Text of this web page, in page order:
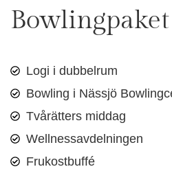
Logi i dubbelrum
Bowling i Nässjö
Tvårätters middag
Wellnessavdelningen
Frukostbuffé